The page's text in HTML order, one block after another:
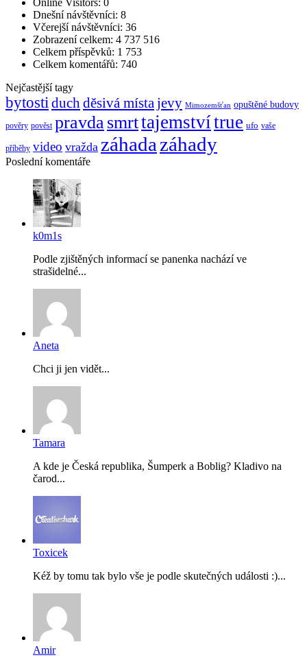
Online Visitors: 0
Dnešní návštěvníci: 8
Včerejší návštěvníci: 36
Zobrazení celkem: 4 737 516
Celkem příspěvků: 1 753
Celkem komentářů: 740
Nejčastější tagy
bytostiduch děsivá místa jevy Mimozemšťan opuštěné budovy
pověry pověst pravdasmrttajemstvítrue ufo vaše
příběhy video vražda záhada záhady
Poslední komentáře
k0m1s
Podle zjištěných informací se panenka nachází ve
strašidelné...
Aneta
Chci ji jen vidět...
Tamara
A kde je Česká republika, Šumperk a Boblig? Kladivo na
čarod...
Toxicek
Kéž by tomu tak bylo vše je podle skutečných události :)...
Amir